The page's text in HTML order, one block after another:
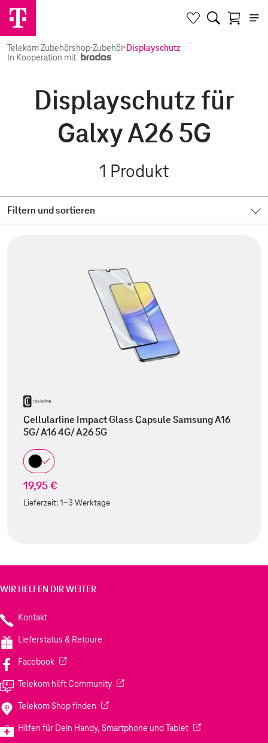
Telekom Zubehörshop·Zubehör·Displayschutz
In Kooperation mit
Displayschutz für
Galxy A26 5G
1 Produkt
Filtern und sortieren
Cellularline Impact Glass Capsule Samsung A16
5G/ A16 4G/ A26 5G
19,95 €
Lieferzeit:1-3 Werktage
WIR HELFEN DIR WEITER
Kontakt
Lieferstatus & Retoure
Facebook(Wird in einem neuen Tab geöffnet)
Telekom hilft Community(Wird in einem neuen Tab geöffnet)
Telekom Shop finden (Wird in einem neuen Tab geöffnet)
Hilfen für Dein Handy, Smartphone und Tablet(Wird in einem